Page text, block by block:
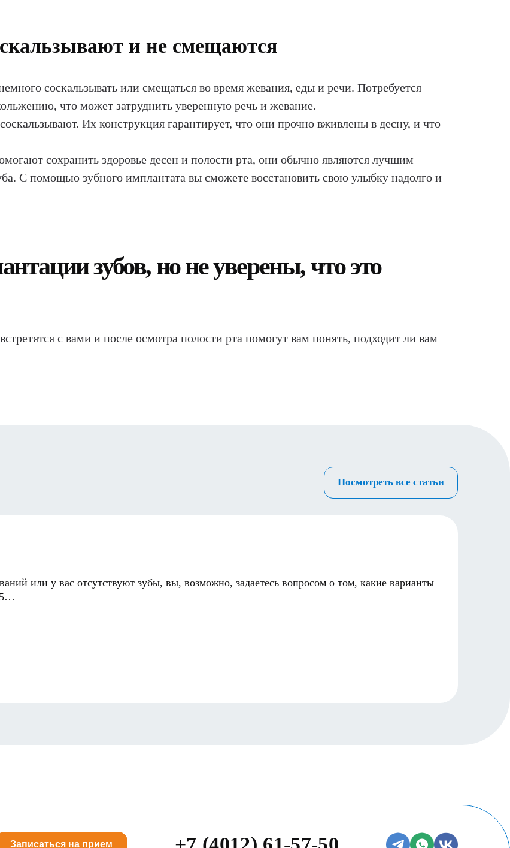
и не смещаются
соскальзывать или смещаться во время жевания, еды и речи. Потребуется
что может затруднить уверенную речь и жевание.
Их конструкция гарантирует, что они прочно вживлены в десну, и что
сохранить здоровье десен и полости рта, они обычно являются лучшим
С помощью зубного имплантата вы сможете восстановить свою улыбку надолго и
зубов, но не уверены, что это
с вами и после осмотра полости рта помогут вам понять, подходит ли вам
Посмотреть все статьи
или у вас отсутствуют зубы, вы, возможно, задаетесь вопросом о том, какие варианты
Записаться на прием